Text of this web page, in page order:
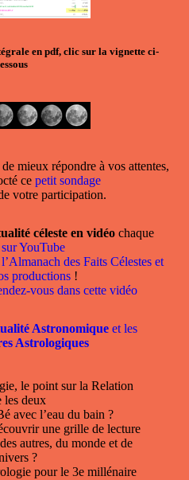
en pdf, clic sur la vignette ci-
mieux répondre à vos attentes,
ce petit sondage
votre participation.
céleste en vidéochaque
sur YouTube
des Faits Célestes et
productions !
vous dans cette vidéo
Astronomiqueet les
Astrologiques
le point sur la Relation
les deux
avec l’eau du bain ?
une grille de lecture
autres, du monde et de
?
pour le 3e millénaire